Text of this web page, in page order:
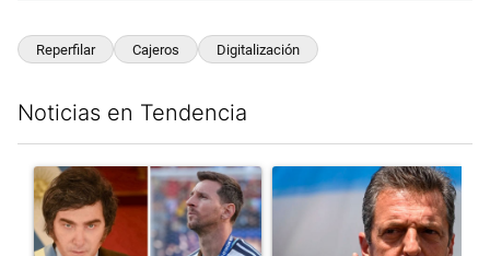
Reperfilar Cajeros Digitalización
Noticias en Tendencia
Un artículo de tendencia con el título "Milei despidió a Jorge
Un artículo de tendencia